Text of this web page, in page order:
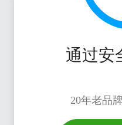
通过安
20年老品